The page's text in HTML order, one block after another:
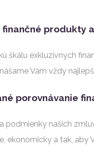
finančné produkty
škálu exkluzívnych
Vám vždy
porovnávanie
podmienky našich
ekonomicky a tak, aby